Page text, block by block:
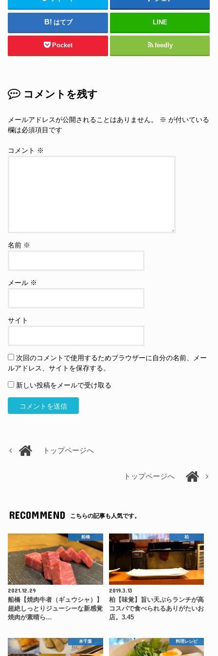
はてブ LINE
Pocket feedly
コメントを残す
メールアドレスが公開されることはありません。 ※ が付いている
欄は必須項目です
コメント ※
名前 ※
メール ※
サイト
次回のコメントで使用するためブラウザーに自分の名前、メー
ルアドレス、サイトを保存する。
新しい投稿をメールで受け取る
トップページへ
トップページへ
RECOMMEND こちらの記事も人気です。
船橋
2021.12.29
船橋【焼肉牛者（ギュウシャ）】
超絶しっとりジューシーな新感覚
焼肉が素晴ら…
柏
2019.3.13
柏【味覚】旨い天ぷらランチが高
コスパで食べられるありがたいお
店。3.45
本千葉 料理レシピ